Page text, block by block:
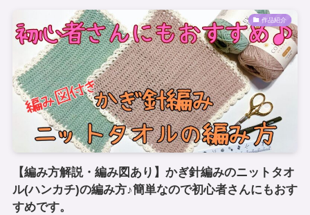
作品紹介
【編み方解説・編み図あり】かぎ針編みのニットタオ
ル(ハンカチ)の編み方♪簡単なので初心者さんにもおす
すめです。